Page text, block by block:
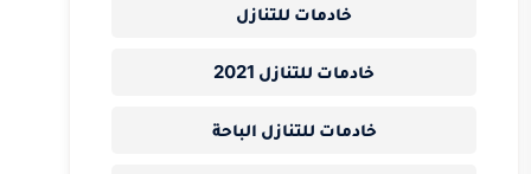
خادمات للتنازل
خادمات للتنازل 2021
خادمات للتنازل الباحة